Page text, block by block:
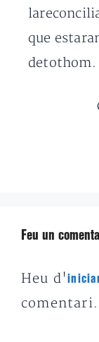
que
detothom.
Feu un
Heu d'
comentari.